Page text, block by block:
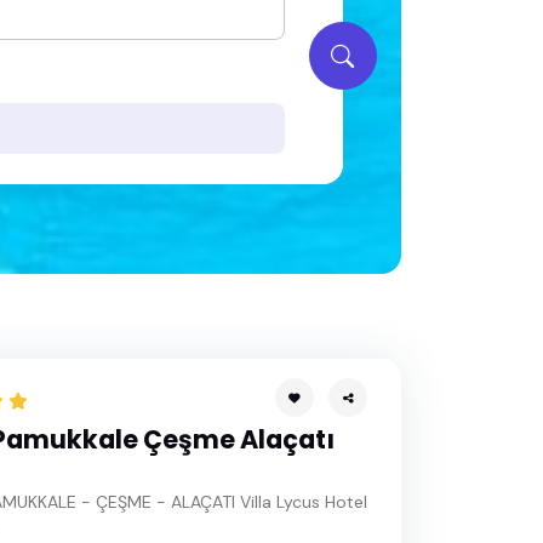
Çeşme Alaçatı
- ÇEŞME - ALAÇATI Villa Lycus Hotel